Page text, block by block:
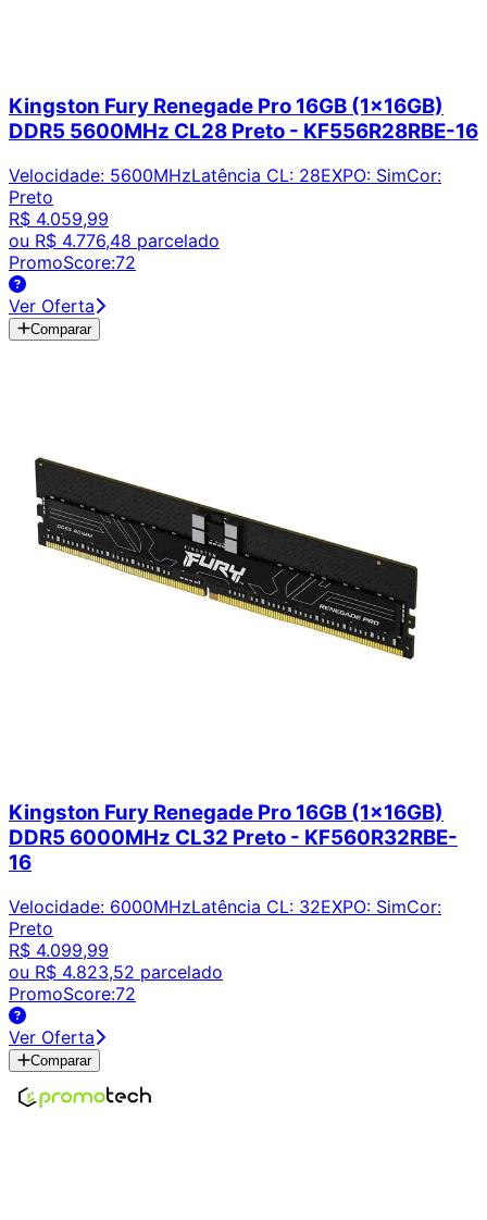
Kingston Fury Renegade Pro 16GB (1x16GB)
DDR5 5600MHz CL28 Preto - KF556R28RBE-16
Velocidade: 5600MHzLatência CL: 28EXPO: SimCor:
Preto
R$ 4.059,99
ou R$ 4.776,48 parcelado
PromoScore:72
Ver Oferta
Comparar
Kingston Fury Renegade Pro 16GB (1x16GB)
DDR5 6000MHz CL32 Preto - KF560R32RBE-
16
Velocidade: 6000MHzLatência CL: 32EXPO: SimCor:
Preto
R$ 4.099,99
ou R$ 4.823,52 parcelado
PromoScore:72
Ver Oferta
Comparar